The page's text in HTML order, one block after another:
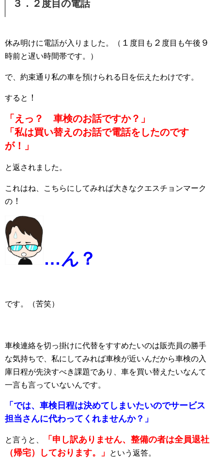
３．２度目の電話
休み明けに電話が入りました。（ １ 度目も ２ 度目も午後 ９
時前と遅い時間帯です。）
で、約束通り私の車を預けられる日を伝えたわけです。
すると ！
「えっ？ 車検のお話ですか？」
「私は買い替えのお話で電話をしたのです
が！」
と返されました。
これはね、こちらにしてみれば大きなクエスチョンマーク
の ！
…ん ？
です。（苦笑）
車検連絡を切っ掛けに代替をすすめたいのは販売員の勝手
な気持ちで、私にしてみれば車検が近いんだから車検の入
庫日程が先決すべき課題であり、車を買い替えたいなんて
一言も言っていないんです。
「では、車検日程は決めてしまいたいのでサービス
担当さんに代わってくれませんか？」
と言うと、 「 申し訳ありません、整備の者は全員退社
（帰宅）しております。」
という返答。